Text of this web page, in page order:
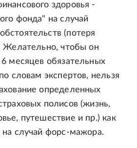
здоровья -
фонда" на случай
(потеря
Желательно, чтобы он
месяцев обязательных
словам экспертов, нельзя
определенных
полисов (жизнь,
путешествие и пр.) как
на случай форс-мажора.